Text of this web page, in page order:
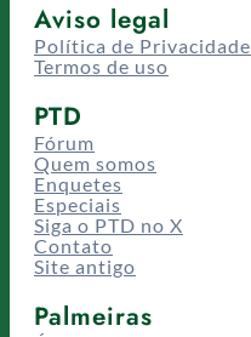
Aviso legal
Política de Privacidade
Termos de uso
PTD
Fórum
Quem somos
Enquetes
Especiais
Siga o PTD no X
Contato
Site antigo
Palmeiras